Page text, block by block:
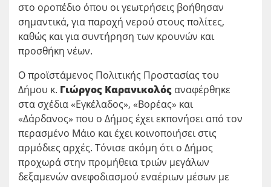
στο οροπέδιο όπου οι γεωτρήσεις βοήθησαν
σημαντικά, για παροχή νερού στους πολίτες,
καθώς και για συντήρηση των κρουνών και
προσθήκη νέων.
Ο προϊστάμενος Πολιτικής Προστασίας του
Δήμου κ. Γιώργος Καρανικολός αναφέρθηκε
στα σχέδια «Εγκέλαδος», «Βορέας» και
«Δάρδανος» που ο Δήμος έχει εκπονήσει από τον
περασμένο Μάιο και έχει κοινοποιήσει στις
αρμόδιες αρχές. Τόνισε ακόμη ότι ο Δήμος
προχωρά στην προμήθεια τριών μεγάλων
δεξαμενών ανεφοδιασμού εναέριων μέσων με